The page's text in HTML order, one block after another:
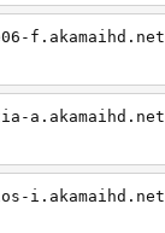
f.akamaihd.net
a.akamaihd.net
i.akamaihd.net